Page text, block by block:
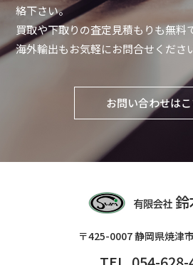
絡下さい。
買取や下取りの査定見積もりも無料
海外輸出もお気軽にお問合せくださ
お問い合わせは
〒425-0007 静岡県焼津